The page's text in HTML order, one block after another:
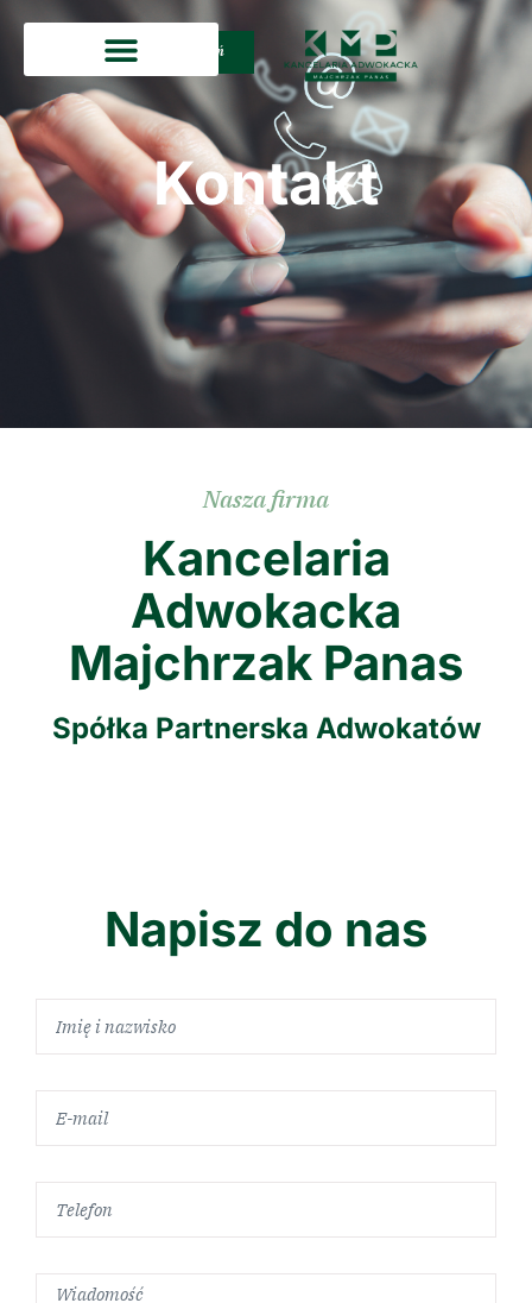
Zadzwoń
Kontakt
Nasza firma
Kancelaria
Adwokacka
Majchrzak Panas
Spółka Partnerska Adwokatów
Napisz do nas